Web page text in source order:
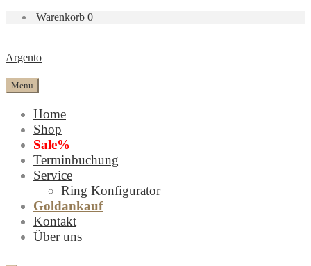
Warenkorb 0
Argento
Menu
Home
Shop
Sale%
Terminbuchung
Service
Ring Konfigurator
Goldankauf
Kontakt
Über uns